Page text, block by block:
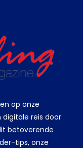
op onze
reis door
betoverende
tips, onze